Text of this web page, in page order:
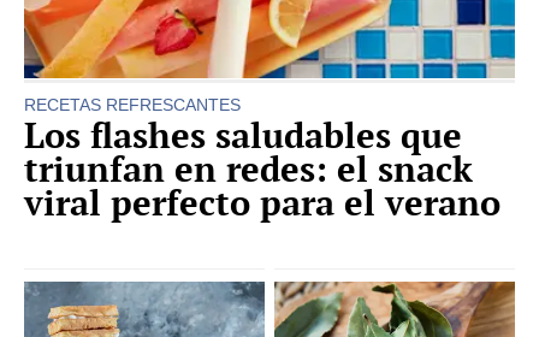
RECETAS REFRESCANTES
Los flashes saludables que
triunfan en redes: el snack
viral perfecto para el verano